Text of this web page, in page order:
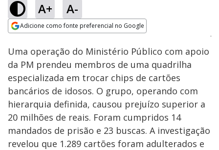
A+ A-
Adicione como fonte preferencial no Google
Ativar
:
38.29%
Uma operação do Ministério Público com apoio
da PM prendeu membros de uma quadrilha
especializada em trocar chips de cartões
bancários de idosos. O grupo, operando com
hierarquia definida, causou prejuízo superior a
20 milhões de reais. Foram cumpridos 14
mandados de prisão e 23 buscas. A investigação
revelou que 1.289 cartões foram adulterados e